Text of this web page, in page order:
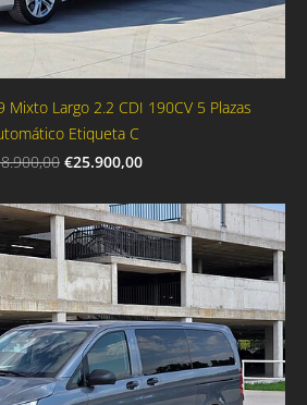
Largo 2.2 CDI 190CV 5 Plazas
Etiqueta C
€25.900,00